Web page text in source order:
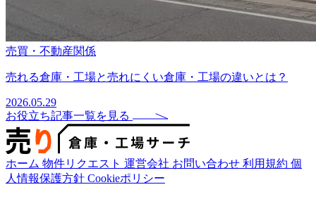
売買・不動産関係
売れる倉庫・工場と売れにくい倉庫・工場の違いとは？
2026.05.29
お役立ち記事一覧を見る
ホーム 物件リクエスト 運営会社 お問い合わせ 利用規約 個
人情報保護方針 Cookieポリシー